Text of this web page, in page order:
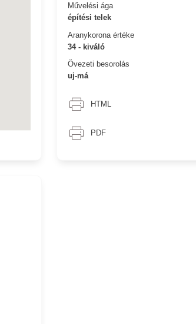
Művelési ága
építési telek
Aranykorona értéke
34 - kiváló
Övezeti besorolás
uj-má
HTML
PDF